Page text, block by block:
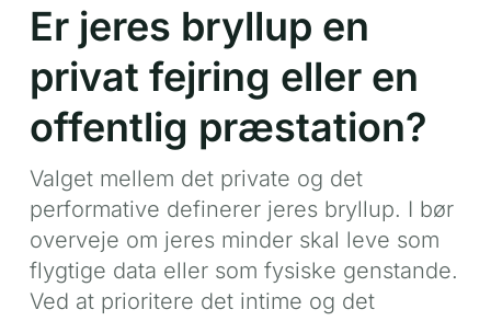
Er jeres bryllup en
privat fejring eller en
offentlig præstation?
Valget mellem det private og det
performative definerer jeres bryllup. I bør
overveje om jeres minder skal leve som
flygtige data eller som fysiske genstande.
Ved at prioritere det intime og det